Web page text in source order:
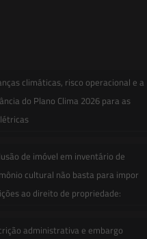
climáticas, risco operacional e a
do Plano Clima 2026 para as
de imóvel em inventário de
cultural não basta para impor
ao direito de propriedade:
administrativa e embargo